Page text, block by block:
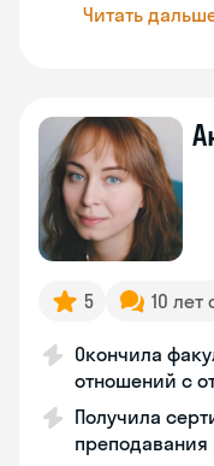
Читать
5 10 лет
Окончила
отношений с
Получила
преподавания